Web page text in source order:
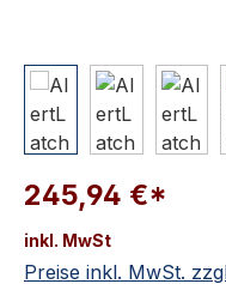
245,94 €*
inkl. MwSt
Preise inkl. MwSt.